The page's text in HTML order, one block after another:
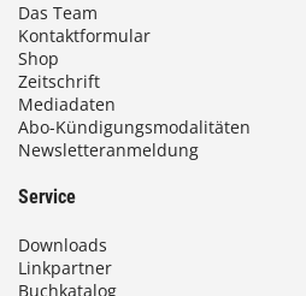
Das Team
Kontaktformular
Shop
Zeitschrift
Mediadaten
Abo-Kündigungsmodalitäten
Newsletteranmeldung
Service
Downloads
Linkpartner
Buchkatalog